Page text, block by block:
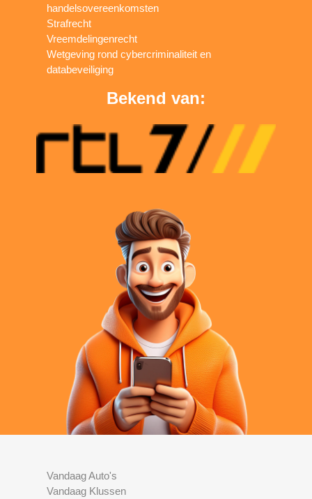
handelsovereenkomsten
Strafrecht
Vreemdelingenrecht
Wetgeving rond cybercriminaliteit en
databeveiliging
Bekend van:
Vandaag Auto's
Vandaag Klussen